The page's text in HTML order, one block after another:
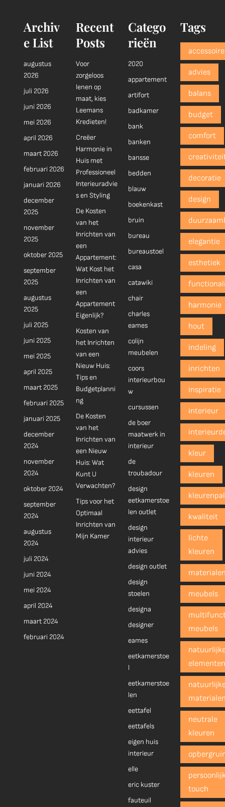
Archiv
e List
augustus
2026
juli 2026
juni 2026
mei 2026
april 2026
maart 2026
februari 2026
januari 2026
december
2025
november
2025
oktober 2025
september
2025
augustus
2025
juli 2025
juni 2025
mei 2025
april 2025
maart 2025
februari 2025
januari 2025
december
2024
november
2024
oktober 2024
september
2024
augustus
2024
juli 2024
juni 2024
mei 2024
april 2024
maart 2024
februari 2024
Recent
Posts
Voor
zorgeloos
lenen op
maat, kies
Leemans
Kredieten!
Creëer
Harmonie in
Huis met
Professioneel
Interieuradvie
s en Styling
De Kosten
van het
Inrichten van
een
Appartement:
Wat Kost het
Inrichten van
een
Appartement
Eigenlijk?
Kosten van
het Inrichten
van een
Nieuw Huis:
Tips en
Budgetplanni
ng
De Kosten
van het
Inrichten van
een Nieuw
Huis: Wat
Kunt U
Verwachten?
Tips voor het
Optimaal
Inrichten van
Mijn Kamer
Catego
rieën
2020
appartement
artifort
badkamer
bank
banken
bansse
bedden
blauw
boekenkast
bruin
bureau
bureaustoel
casa
catawiki
chair
charles
eames
colijn
meubelen
coors
interieurbou
w
cursussen
de boer
maatwerk in
interieur
de
troubadour
design
eetkamerstoe
len outlet
design
interieur
advies
design outlet
design
stoelen
designa
designer
eames
eetkamerstoe
l
eetkamerstoe
len
eettafel
eettafels
eigen huis
interieur
elle
eric kuster
fauteuil
Tags
advies
balans
budget
comfort
decoratie
design
elegantie
esthetiek
harmonie
hout
indeling
inrichten
inspiratie
interieur
kleur
kleuren
kwaliteit
lichte
kleuren
meubels
meubels
neutrale
kleuren
touch